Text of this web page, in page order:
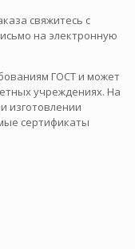
свяжитесь с
на электронную
ГОСТ и может
учреждениях. На
изготовлении
сертификаты